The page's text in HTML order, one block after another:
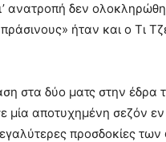
ανατροπή δεν
ήταν και ο Τι
στα δύο ματς στην έδρα
μία αποτυχημένη σεζόν
προσδοκίες